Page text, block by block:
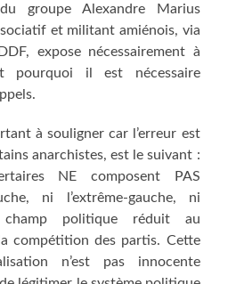
du groupe Alexandre Marius
et militant amiénois, via
expose nécessairement à
pourquoi il est nécessaire
à souligner car l’erreur est
anarchistes, est le suivant :
NE composent PAS
ni l’extrême-gauche, ni
politique réduit au
compétition des partis. Cette
n’est pas innocente